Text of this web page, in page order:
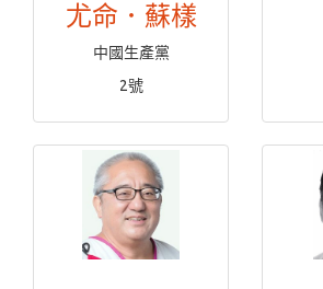
尤命．蘇樣
中國生產黨
2號